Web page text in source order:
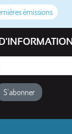
émissions